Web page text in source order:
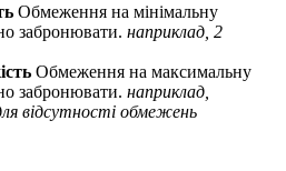
Обмеження на мінімальну
забронювати. наприклад, 2
Обмеження на максимальну
забронювати. наприклад,
відсутності обмежень